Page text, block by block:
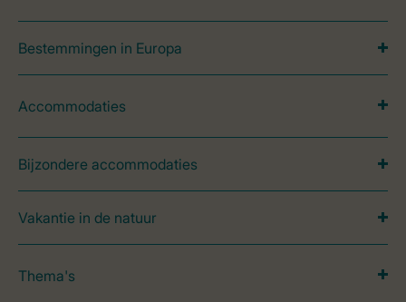
Bestemmingen in Europa
Accommodaties
Bijzondere accommodaties
Vakantie in de natuur
Thema's